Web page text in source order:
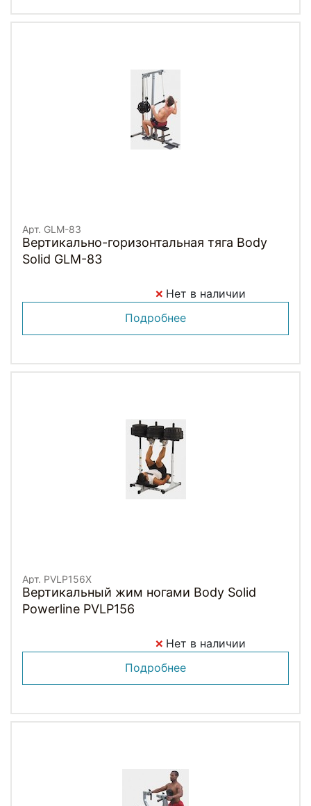
Арт. GLM-83
Вертикально-горизонтальная тяга Body
Solid GLM-83
Нет в наличии
Подробнее
Арт. PVLP156X
Вертикальный жим ногами Body Solid
Powerline PVLP156
Нет в наличии
Подробнее